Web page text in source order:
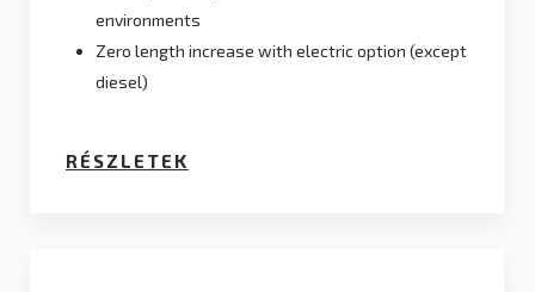
environments
Zero length increase with electric option (except
diesel)
RÉSZLETEK